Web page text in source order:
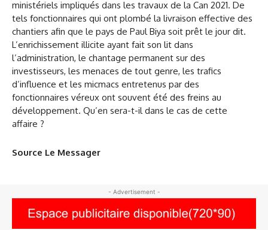
ministériels impliqués dans les travaux de la Can 2021. De
tels fonctionnaires qui ont plombé la livraison effective des
chantiers afin que le pays de Paul Biya soit prêt le jour dit.
L’enrichissement illicite ayant fait son lit dans
l’administration, le chantage permanent sur des
investisseurs, les menaces de tout genre, les trafics
d’influence et les micmacs entretenus par des
fonctionnaires véreux ont souvent été des freins au
développement. Qu’en sera-t-il dans le cas de cette
affaire ?
Source Le Messager
- Advertisement -